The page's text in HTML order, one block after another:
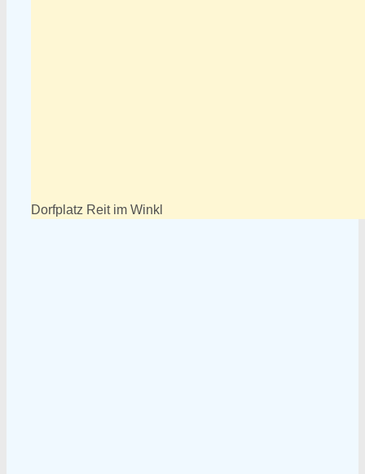
Dorfplatz Reit im Winkl